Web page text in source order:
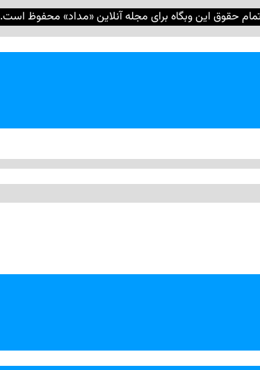
حقوق این وبگاه برای مجله آنلاین «مداد» محفوظ است.